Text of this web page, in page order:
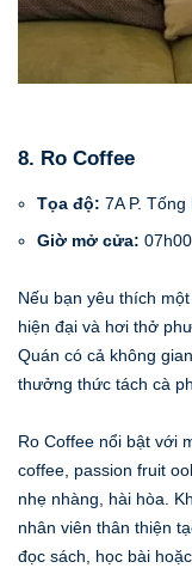
8. Ro Coffee
Tọa độ: 7A P.
Giờ mở cửa:
Nếu bạn yêu thích
hiện đại và hơi thở
Quán có cả không
thưởng thức tách cà
Ro Coffee nổi bật với
coffee, passion fruit
nhẹ nhàng, hài hòa.
nhân viên thân thiện
đọc sách, học bài